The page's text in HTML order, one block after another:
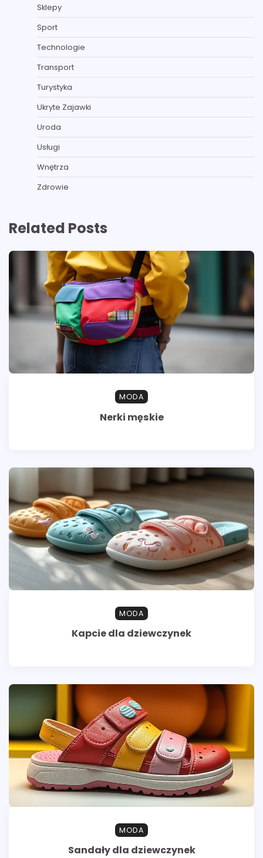
Sklepy
Sport
Technologie
Transport
Turystyka
Ukryte Zajawki
Uroda
Usługi
Wnętrza
Zdrowie
Related Posts
MODA
Nerki męskie
MODA
Kapcie dla dziewczynek
MODA
Sandały dla dziewczynek